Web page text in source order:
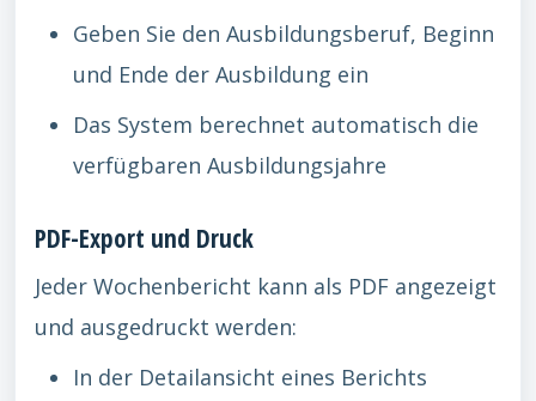
Geben Sie den Ausbildungsberuf, Beginn
und Ende der Ausbildung ein
Das System berechnet automatisch die
verfügbaren Ausbildungsjahre
PDF-Export und Druck
Jeder Wochenbericht kann als PDF angezeigt
und ausgedruckt werden:
In der Detailansicht eines Berichts